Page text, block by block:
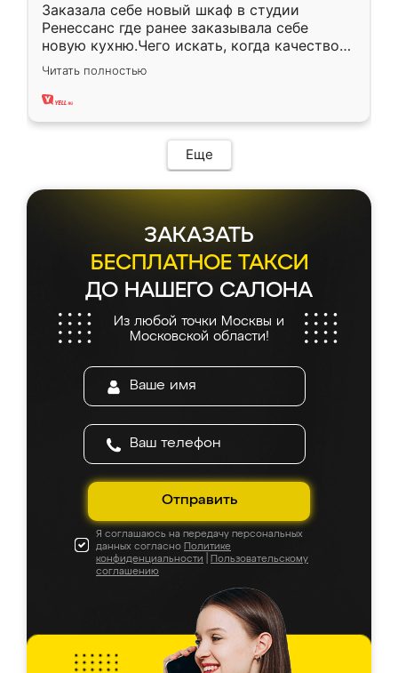
Заказала себе новый шкаф в студии
Ренессанс где ранее заказывала себе
новую кухню.Чего искать, когда качеством
вполне довольна. Служит кухня уже почти
два года, нареканий нет.
Читать полностью
Еще
ЗАКАЗАТЬ
БЕСПЛАТНОЕ ТАКСИ
ДО НАШЕГО САЛОНА
Из любой точки Москвы и
Московской области!
Отправить
Я соглашаюсь на передачу персональных
данных согласно Политике
конфиденциальности
Пользовательскому
соглашению